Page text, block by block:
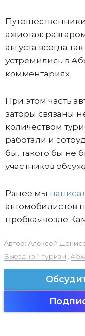
ажиотаж
августа всегда
устремились в
комментариях.
При этом часть
заторы связаны
количеством
работали и
бы, такого бы не
участников
Ранее мы
автомобилистов
пробка» возле
Автор: Алексей
Выездной туризм ,